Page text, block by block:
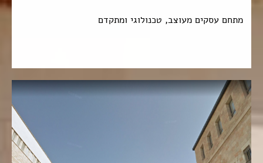
מתחם עסקים מעוצב, טכנולוגי ומתקדם